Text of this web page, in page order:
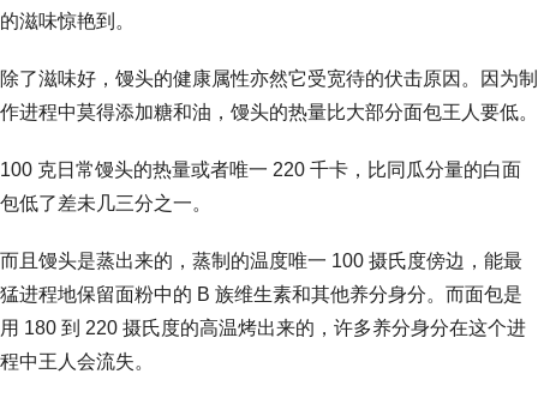
的滋味惊艳到。
除了滋味好，馒头的健康属性亦然它受宽待的伏击原因。因为制
作进程中莫得添加糖和油，馒头的热量比大部分面包王人要低。
100 克日常馒头的热量或者唯一 220 千卡，比同瓜分量的白面
包低了差未几三分之一。
而且馒头是蒸出来的，蒸制的温度唯一 100 摄氏度傍边，能最
猛进程地保留面粉中的 B 族维生素和其他养分身分。而面包是
用 180 到 220 摄氏度的高温烤出来的，许多养分身分在这个进
程中王人会流失。